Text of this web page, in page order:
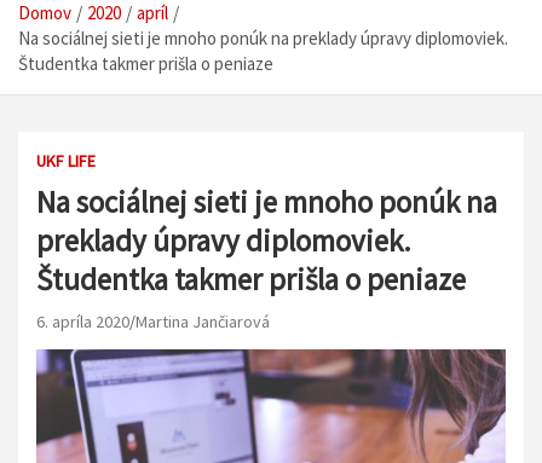
Domov 2020
apríl
Na sociálnej sieti je mnoho ponúk na preklady úpravy diplomoviek.
Študentka takmer prišla o peniaze
UKF LIFE
Na sociálnej sieti je mnoho ponúk na
preklady úpravy diplomoviek.
Študentka takmer prišla o peniaze
6. apríla 2020 Martina Jančiarová